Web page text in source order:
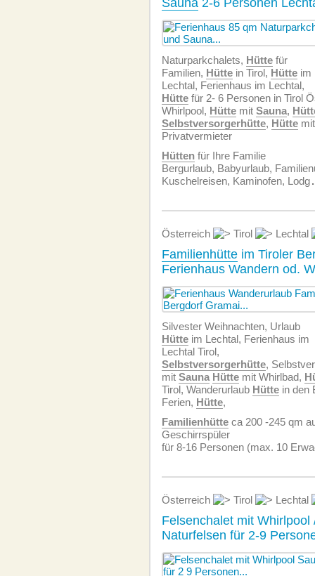
Sauna 2-6 Personen
Naturparkchalets, Hütte für
Familien, Hütte in Tirol, Hütte im
Lechtal, Ferienhaus im Lechtal,
Hütte für 2- 6 Personen in Tirol
Whirlpool, Hütte mit Sauna,
Selbstversorgerhütte, Hütte
Privatvermieter
Hütten für Ihre Familie
Bergurlaub, Babyurlaub,
Kuschelreisen, Kaminofen, Lodg
Österreich Tirol Lechtal
Familienhütte im Tiroler
Ferienhaus Wandern od.
Silvester Weihnachten, Urlaub
Hütte im Lechtal, Ferienhaus im
Lechtal Tirol,
Selbstversorgerhütte,
mit Sauna Hütte mit Whirlbad,
Tirol, Wanderurlaub Hütte in den
Ferien, Hütte,
Familienhütte ca 200 -245 qm
Geschirrspüler
für 8-16 Personen (max. 10
Österreich Tirol Lechtal
Felsenchalet mit
Naturfelsen für 2-9